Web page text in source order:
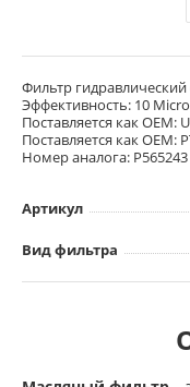
Фильтр
Эффективность: 10
Поставляется как OEM:
Поставляется как OEM:
Номер аналога: P565243
Артикул
Вид фильтра